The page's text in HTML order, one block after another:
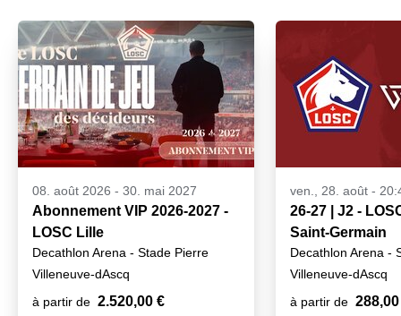
08. août 2026 - 30. mai 2027
Abonnement VIP 2026-2027 -
LOSC Lille
Decathlon Arena - Stade Pierre
Mauroy
Villeneuve-dAscq
à partir de 2.520,00 €
ven., 28. août -
26-27 | J2 -
Saint-Germain
Decathlon Arena -
Mauroy
Villeneuve-dAscq
à partir de